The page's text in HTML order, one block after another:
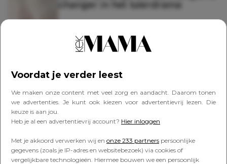
Voordat je verder leest
We maken onze content met veel zorg en aandacht. Daarom tonen
we advertenties. Je kunt ook kiezen voor advertentievrij lezen. Die
keuze is aan jou.
Heb je al een advertentievrij account? Hier inloggen
Met je akkoord verwerken wij en onze 233 partners persoonlijke
gegevens (zoals je IP-adres en websitebezoek) via cookies of
vergelijkbare technologieën. Hiermee bouwen we een persoonlijk
changer in het luierdrama
KIND
Sintperiode
BOODSCHAPPEN
lekkerder maakt – én makkelijker